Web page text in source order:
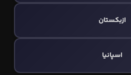
ازبکستان
اسپانیا